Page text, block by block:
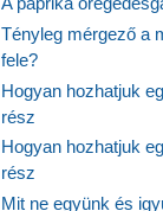
Tényleg mérgező a
fele?
Hogyan hozhatjuk
rész
Hogyan hozhatjuk
rész
Mit ne együnk és